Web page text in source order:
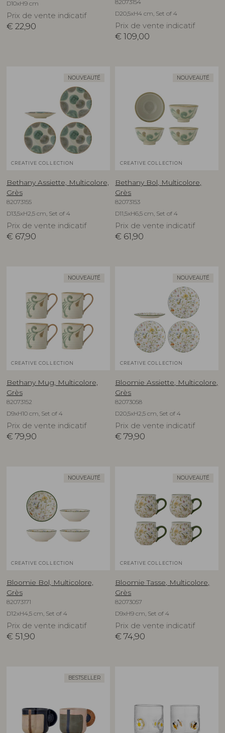
D10xH9 cm
Prix de vente indicatif
€ 22,90
82073154
D20,5xH4 cm, Set of 4
Prix de vente indicatif
€ 109,00
NOUVEAUTÉ
CREATIVE COLLECTION
Bethany Assiette, Multicolore,
Grès
82073155
D13,5xH2,5 cm, Set of 4
Prix de vente indicatif
€ 67,90
NOUVEAUTÉ
CREATIVE COLLECTION
Bethany Bol, Multicolore,
Grès
82073153
D11,5xH6,5 cm, Set of 4
Prix de vente indicatif
€ 61,90
NOUVEAUTÉ
CREATIVE COLLECTION
Bethany Mug, Multicolore,
Grès
82073152
D9xH10 cm, Set of 4
Prix de vente indicatif
€ 79,90
NOUVEAUTÉ
CREATIVE COLLECTION
Bloomie Assiette, Multicolore,
Grès
82073058
D20,5xH2,5 cm, Set of 4
Prix de vente indicatif
€ 79,90
NOUVEAUTÉ
CREATIVE COLLECTION
Bloomie Bol, Multicolore,
Grès
82073171
D12xH4,5 cm, Set of 4
Prix de vente indicatif
€ 51,90
NOUVEAUTÉ
CREATIVE COLLECTION
Bloomie Tasse, Multicolore,
Grès
82073057
D9xH9 cm, Set of 4
Prix de vente indicatif
€ 74,90
BESTSELLER